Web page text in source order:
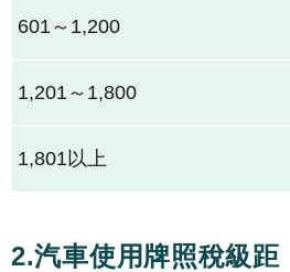
601～1,200
1,201～1,800
1,801以上
2.汽車使用牌照稅級距